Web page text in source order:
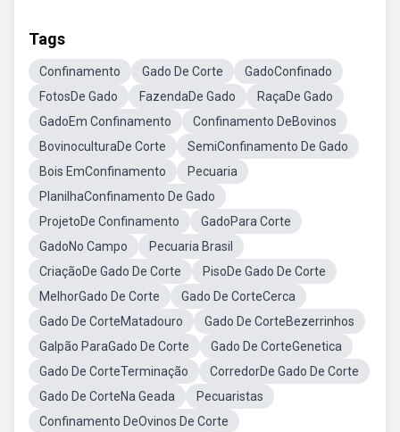
Tags
Confinamento Gado De Corte
GadoConfinado
FotosDe Gado
FazendaDe Gado
RaçaDe Gado
GadoEm Confinamento
Confinamento DeBovinos
BovinoculturaDe Corte
SemiConfinamento De Gado
Bois EmConfinamento
Pecuaria
PlanilhaConfinamento De Gado
ProjetoDe Confinamento
GadoPara Corte
GadoNo Campo
Pecuaria Brasil
CriaçãoDe Gado De Corte
PisoDe Gado De Corte
MelhorGado De Corte
Gado De CorteCerca
Gado De CorteMatadouro
Gado De CorteBezerrinhos
Galpão ParaGado De Corte
Gado De CorteGenetica
Gado De CorteTerminação
CorredorDe Gado De Corte
Gado De CorteNa Geada
Pecuaristas
Confinamento DeOvinos De Corte